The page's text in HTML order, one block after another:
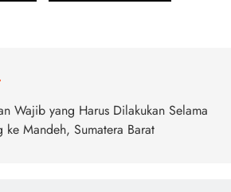
Wajib yang Harus Dilakukan Selama
ke Mandeh, Sumatera Barat